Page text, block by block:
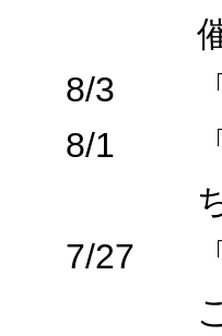
8/3
8/1
7/27